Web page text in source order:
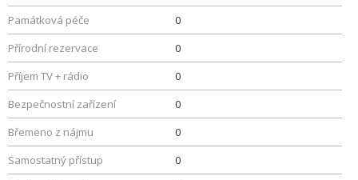
Památková péče
0
Přírodní rezervace
0
Příjem TV + rádio
0
Bezpečnostní zařízení
0
Břemeno z nájmu
0
Samostatný přístup
0